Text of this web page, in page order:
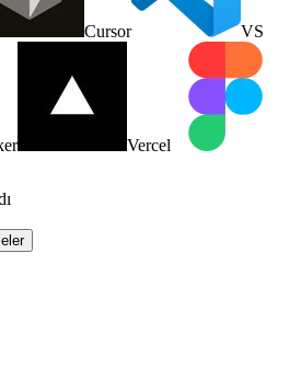
Cursor VS
Vercel